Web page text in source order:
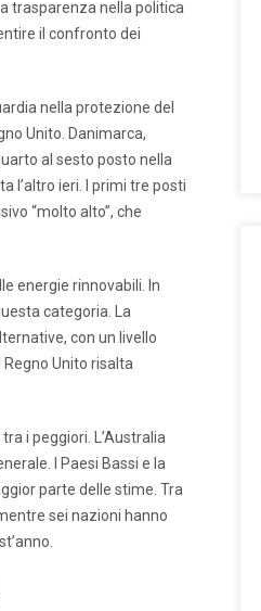
trasparenza nella politica
il confronto dei
nella protezione del
Unito. Danimarca,
al sesto posto nella
l’altro ieri. I primi tre posti
“molto alto”, che
energie rinnovabili. In
categoria. La
con un livello
Regno Unito risalta
i peggiori. L’Australia
I Paesi Bassi e la
parte delle stime. Tra
sei nazioni hanno